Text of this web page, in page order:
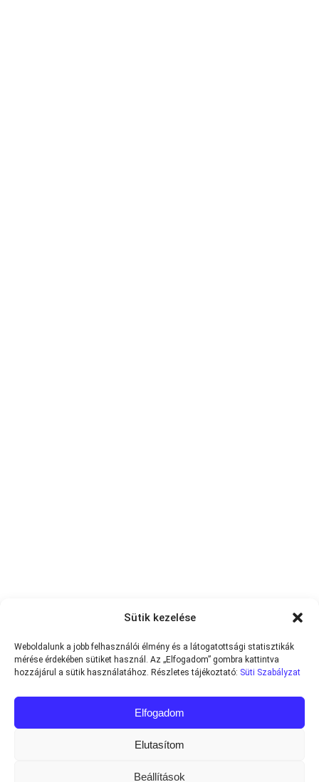
Sütik kezelése
Weboldalunk a jobb felhasználói élmény és a látogatottsági statisztikák
mérése érdekében sütiket használ. Az „Elfogadom” gombra kattintva
hozzájárul a sütik használatához. Részletes tájékoztató: Süti Szabályzat
Elfogadom
Elutasítom
Beállítások
Minden jog fenntartva © 2013-2026Teniszvilag.com